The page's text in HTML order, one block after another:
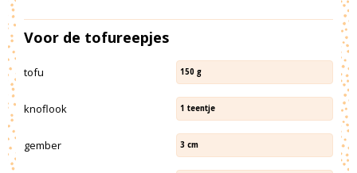
Voor de tofureepjes
tofu 150 g
knoflook 1 teentje
gember 3 cm